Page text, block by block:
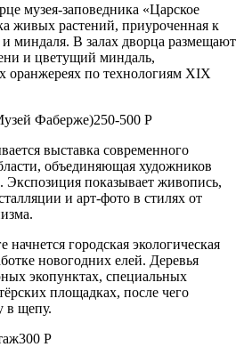
музея-заповедника «Царское
живых растений, приуроченная к
миндаля. В залах дворца размещают
и цветущий миндаль,
по технологиям XIX
Фаберже)250-500 Р
выставка современного
объединяющая художников
Экспозиция показывает живопись,
и арт-фото в стилях от
начнется городская экологическая
новогодних елей. Деревья
экопунктах, специальных
площадках, после чего
в щепу.
Р